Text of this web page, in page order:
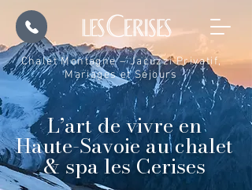
Chalet Montagne – Jacuzzi Privatif,
Mariages et Séjours
L’art de vivre en
Haute-Savoie au chalet
& spa les Cerises